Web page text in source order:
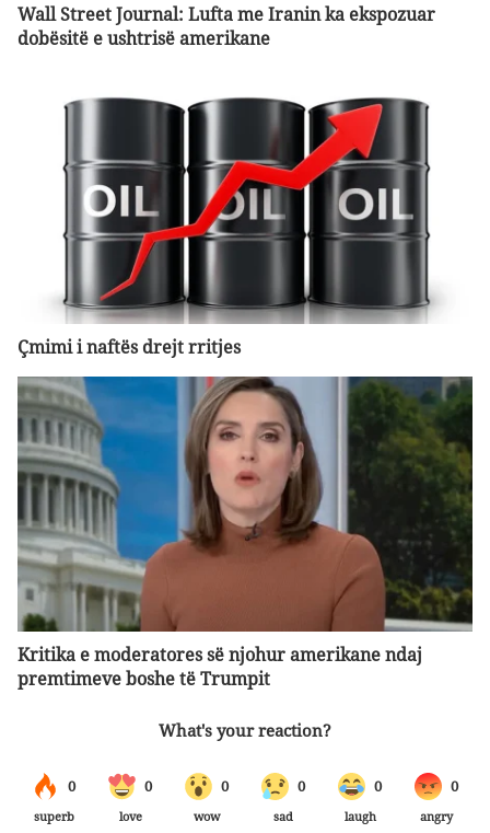
Wall Street Journal: Lufta me Iranin ka ekspozuar
dobësitë e ushtrisë amerikane
Çmimi i naftës drejt rritjes
Kritika e moderatores së njohur amerikane ndaj
premtimeve boshe të Trumpit